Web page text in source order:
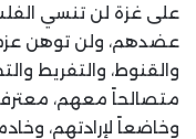
على غزة لن تنسي
عضدهم، ولن توهن
والقنوط، والتفريط
متصالحاً معهم،
وخاضعاً لإرادتهم،